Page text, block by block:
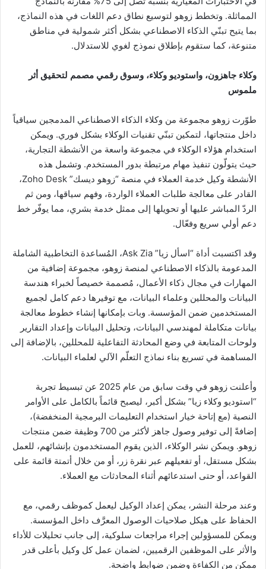
المماثلة. وتخطط زوهو لتوسيع نطاق دعم اللغات في هذه النماذج،
بما يتيح تبنّي الذكاء الاصطناعي بشكل أكثر شمولية في مناطق
متنوعة، كما ستقوم بإطلاق نموذج لغوي للاستدلال.
وكلاء جاهزون، واستوديو وكلاء، وسوق رقمي مصمم لتحقيق أثر
ملموس
طوّرت زوهو مجموعة من وكلاء الذكاء الاصطناعي المدمجين سياقياً
داخل منتجاتها، لتمكين تبنّي تقنيات الوكلاء بشكل فوري. ويمكن
استخدام هؤلاء الوكلاء في مجموعة واسعة من الأنشطة التجارية،
حيث يتولّون تنفيذ مهام مرتبطة بدور المستخدم. وتشمل هذه
الأنشطة وكيل خدمة العملاء في منصة “زوهو ديسك” Zoho Desk،
القادر على معالجة طلبات العملاء الواردة، وفهم سياقها، ومن ثم
الردّ المباشر عليها أو تحويلها إلى ممثل خدمة بشري، مما يوفّر خط
دعم أولي سريع وفعّال.
وقد اكتسبت أداة “اسأل زيا” Ask Zia، المُساعدة التخاطبية الشاملة
المدعومة بالذكاء الاصطناعي لمنصة زوهو، مجموعة إضافية من
المهارات في مجال ذكاء الأعمال، مُصممة خصيصاً لخبراء هندسة
البيانات والمحللين وعلماء البيانات، مع توفيرها دعم كامل لجميع
المستخدمين ضمن المؤسسة. وبات بإمكانها إنشاء خطوط معالجة
بيانات متكاملة لمهندسي البيانات، وتحليل البيانات وإعداد التقارير
ولوحات المتابعة في وضع المحادثة التفاعلية للمحللين، بالإضافة إلى
المساهمة في تسريع بناء نماذج التعلّم الآلي لعلماء البيانات.
وأعلنت زوهو في وقت سابق من عام 2025 عن تبسيط تجربة
“استوديو وكلاء زيا” بشكل أكبر، ليصبح قائماً بالكامل على الأوامر
النصية (مع إتاحة خيار استخدام التعليمات البرمجية المنخفضة)،
إضافةً إلى توفير وصول جاهز لأكثر من 700 وظيفة ضمن منتجات
زوهو. ويمكن نشر الوكلاء، الذين يقوم المستخدمون بإنشائهم، للعمل
بشكل مستقل، أو تفعيلهم عبر نقرة زر، أو من خلال أتمتة قائمة على
القواعد، أو حتى استدعائهم أثناء المحادثات مع العملاء.
وعند مرحلة النشر، يمكن إعداد الوكيل ليعمل كموظف رقمي، مع
الحفاظ على هيكل صلاحيات الوصول المعرَّف داخل المؤسسة.
ويمكن للمسؤولين إجراء مراجعات سلوكية، إلى جانب تحليلات للأداء
والأثر على الموظفين الرقميين، لضمان عمل كل وكيل بأعلى قدر
ممكن من الكفاءة وضمن ضوابط واضحة.